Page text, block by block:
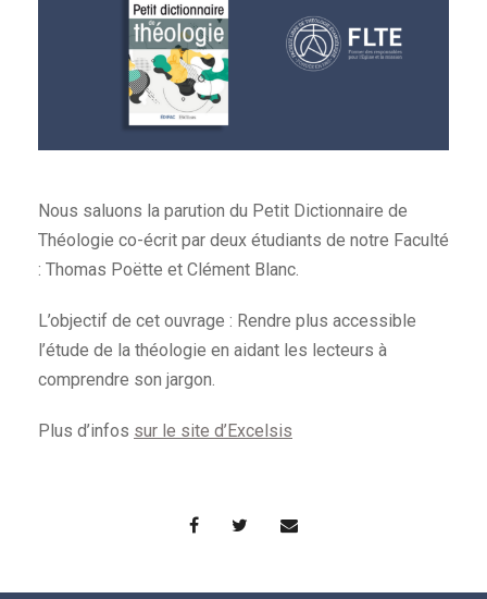
Nous saluons la parution du Petit Dictionnaire de
Théologie co-écrit par deux étudiants de notre Faculté
: Thomas Poëtte et Clément Blanc.
L’objectif de cet ouvrage : Rendre plus accessible
l’étude de la théologie en aidant les lecteurs à
comprendre son jargon.
Plus d’infos sur le site d’Excelsis